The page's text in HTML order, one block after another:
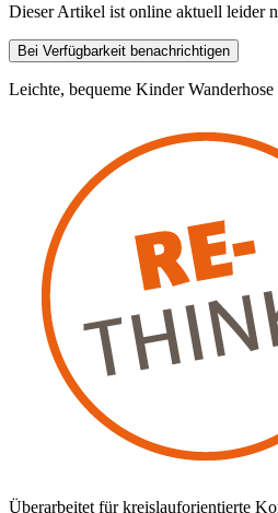
Dieser Artikel ist online aktuell leider
Bei Verfügbarkeit benachrichtigen
Leichte, bequeme Kinder Wanderhose
Überarbeitet für kreislauforientierte